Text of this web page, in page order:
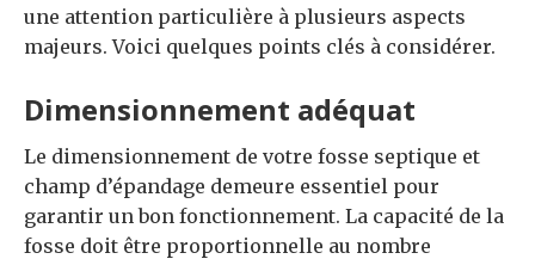
une attention particulière à plusieurs aspects
majeurs. Voici quelques points clés à considérer.
Dimensionnement adéquat
Le dimensionnement de votre fosse septique et
champ d’épandage demeure essentiel pour
garantir un bon fonctionnement. La capacité de la
fosse doit être proportionnelle au nombre